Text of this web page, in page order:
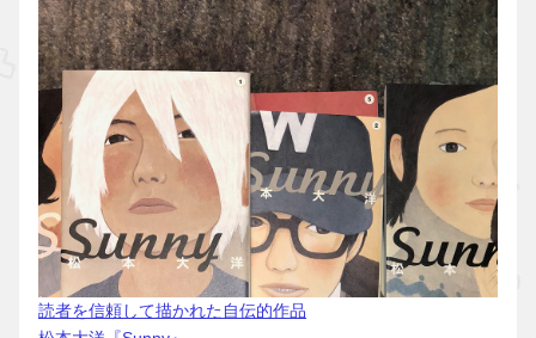
読者を信頼して描かれた自伝的作品